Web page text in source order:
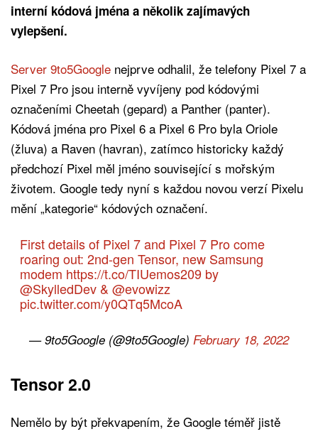
interní kódová jména a několik zajímavých
vylepšení.
Server 9to5Google nejprve odhalil, že telefony Pixel 7 a
Pixel 7 Pro jsou interně vyvíjeny pod kódovými
označeními Cheetah (gepard) a Panther (panter).
Kódová jména pro Pixel 6 a Pixel 6 Pro byla Oriole
(žluva) a Raven (havran), zatímco historicky každý
předchozí Pixel měl jméno související s mořským
životem. Google tedy nyní s každou novou verzí Pixelu
mění „kategorie“ kódových označení.
First details of Pixel 7 and Pixel 7 Pro come
roaring out: 2nd-gen Tensor, new Samsung
modem https://t.co/TIUemos209by
@SkylledDev& @evowizz
pic.twitter.com/y0QTq5McoA
— 9to5Google (@9to5Google) February 18, 2022
Tensor 2.0
Nemělo by být překvapením, že Google téměř jistě